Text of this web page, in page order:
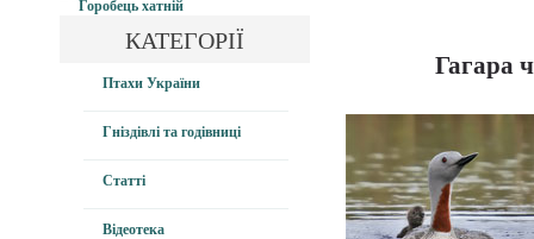
КАТЕГОРІЇ
Птахи України
Гніздівлі та годівниці
Статті
Відеотека
Гагара